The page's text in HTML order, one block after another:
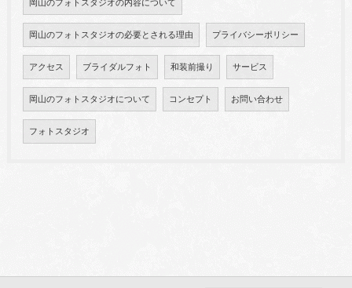
岡山のフォトスタジオの内容について
岡山のフォトスタジオの必要とされる理由 プライバシーポリシー
アクセス ブライダルフォト 和装前撮り サービス
岡山のフォトスタジオについて コンセプト お問い合わせ
フォトスタジオ